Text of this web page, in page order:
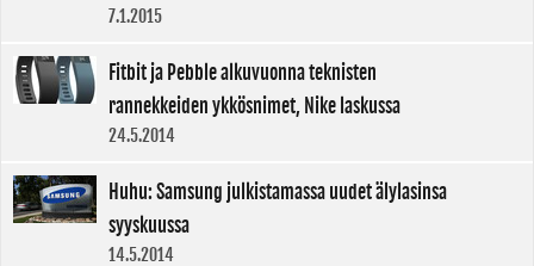
7.1.2015
Fitbit ja Pebble alkuvuonna teknisten
rannekkeiden ykkösnimet, Nike laskussa
24.5.2014
Huhu: Samsung julkistamassa uudet älylasinsa
syyskuussa
14.5.2014